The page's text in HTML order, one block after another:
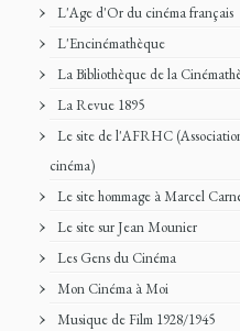
L'Age d'Or du cinéma français
L'Encinémathèque
La Bibliothèque de la
La Revue 1895
Le site de l'AFRHC
cinéma)
Le site hommage à Marcel
Le site sur Jean Mounier
Les Gens du Cinéma
Mon Cinéma à Moi
Musique de Film 1928/1945